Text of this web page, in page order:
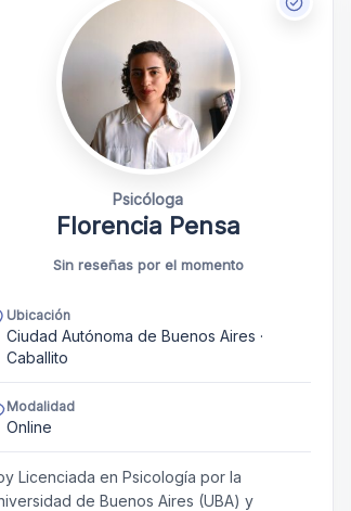
Psicóloga
Florencia Pensa
Sin reseñas por el momento
Ubicación
Ciudad Autónoma de Buenos Aires ·
Caballito
Modalidad
Online
Licenciada en Psicología por la
de Buenos Aires (UBA) y